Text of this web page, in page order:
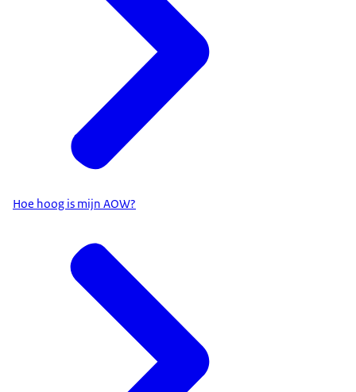
Hoe hoog is mijn AOW?